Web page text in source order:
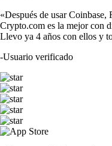
«Después de usar
Crypto.com es la mejor con
Llevo ya 4 años con ellos y
-Usuario verificado